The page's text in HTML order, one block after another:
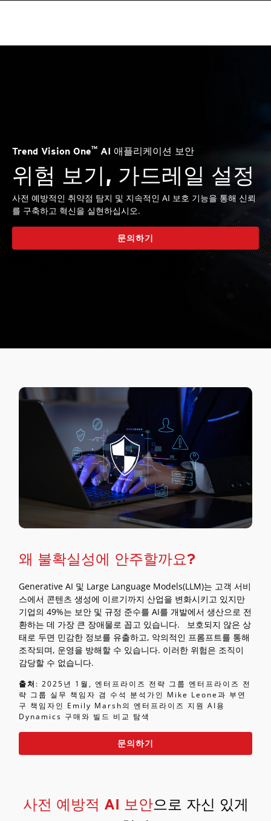
Trend Vision One™ AI 애플리케이션 보안
위험 보기, 가드레일 설정
사전 예방적인 취약점 탐지 및 지속적인 AI 보호 기능을 통해 신뢰
를 구축하고 혁신을 실현하십시오.
문의하기
왜 불확실성에 안주할까요?
Generative AI 및 Large Language Models(LLM)는 고객 서비
스에서 콘텐츠 생성에 이르기까지 산업을 변화시키고 있지만
기업의 49%는 보안 및 규정 준수를 AI를 개발에서 생산으로 전
환하는 데 가장 큰 장애물로 꼽고 있습니다. 보호되지 않은 상
태로 두면 민감한 정보를 유출하고, 악의적인 프롬프트를 통해
조작되며, 운영을 방해할 수 있습니다. 이러한 위험은 조직이
감당할 수 없습니다.
출처 : 2025년 1월, 엔터프라이즈 전략 그룹 엔터프라이즈 전
략 그룹 실무 책임자 겸 수석 분석가인 Mike Leone과 부연
구 책임자인 Emily Marsh의 엔터프라이즈 지원 AI용
Dynamics 구매와 빌드 비교 탐색
문의하기
사전 예방적 AI 보안으로 자신 있게